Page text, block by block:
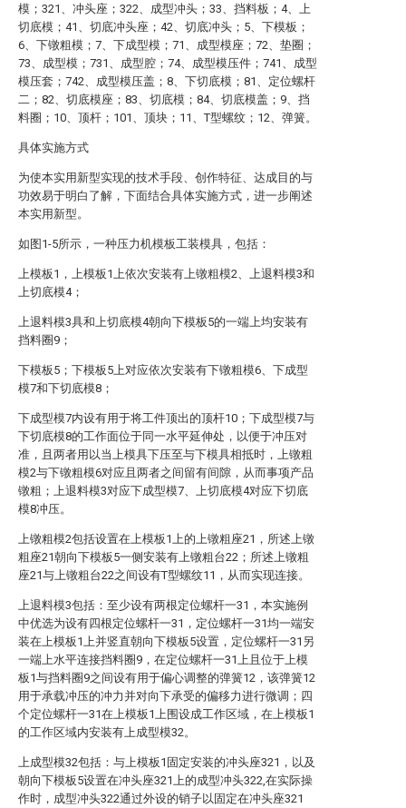
模；321、冲头座；322、成型冲头；33、挡料板；4、上
切底模；41、切底冲头座；42、切底冲头；5、下模板；
6、下镦粗模；7、下成型模；71、成型模座；72、垫圈；
73、成型模；731、成型腔；74、成型模压件；741、成型
模压套；742、成型模压盖；8、下切底模；81、定位螺杆
二；82、切底模座；83、切底模；84、切底模盖；9、挡
料圈；10、顶杆；101、顶块；11、T型螺纹；12、弹簧。
具体实施方式
为使本实用新型实现的技术手段、创作特征、达成目的与
功效易于明白了解，下面结合具体实施方式，进一步阐述
本实用新型。
如图1-5所示，一种压力机模板工装模具，包括：
上模板1，上模板1上依次安装有上镦粗模2、上退料模3和
上切底模4；
上退料模3具和上切底模4朝向下模板5的一端上均安装有
挡料圈9；
下模板5；下模板5上对应依次安装有下镦粗模6、下成型
模7和下切底模8；
下成型模7内设有用于将工件顶出的顶杆10；下成型模7与
下切底模8的工作面位于同一水平延伸处，以便于冲压对
准，且两者用以当上模具下压至与下模具相抵时，上镦粗
模2与下镦粗模6对应且两者之间留有间隙，从而事项产品
镦粗；上退料模3对应下成型模7、上切底模4对应下切底
模8冲压。
上镦粗模2包括设置在上模板1上的上镦粗座21，所述上镦
粗座21朝向下模板5一侧安装有上镦粗台22；所述上镦粗
座21与上镦粗台22之间设有T型螺纹11，从而实现连接。
上退料模3包括：至少设有两根定位螺杆一31，本实施例
中优选为设有四根定位螺杆一31，定位螺杆一31均一端安
装在上模板1上并竖直朝向下模板5设置，定位螺杆一31另
一端上水平连接挡料圈9，在定位螺杆一31上且位于上模
板1与挡料圈9之间设有用于偏心调整的弹簧12，该弹簧12
用于承载冲压的冲力并对向下承受的偏移力进行微调；四
个定位螺杆一31在上模板1上围设成工作区域，在上模板1
的工作区域内安装有上成型模32。
上成型模32包括：与上模板1固定安装的冲头座321，以及
朝向下模板5设置在冲头座321上的成型冲头322,在实际操
作时，成型冲头322通过外设的销子以固定在冲头座321